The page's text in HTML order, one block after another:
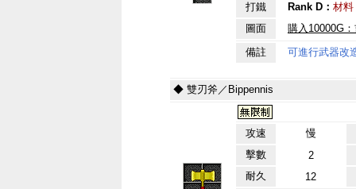
打鐵
Rank D： 材料
圖面
購入10000G
備註
可進行武器改
◆ 雙刃斧／Bippennis
攻速
慢
擊數
2
耐久
12